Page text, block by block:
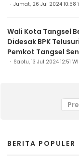
Jumat, 26 Jul 2024 10:58
Wali Kota Tangsel
Didesak BPK
Pemkot Tangsel
Sabtu, 13 Jul 2024 12:51
BERITA POPULER